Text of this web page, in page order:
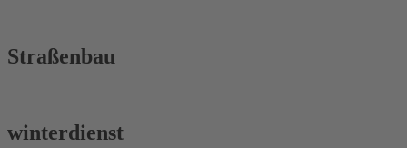
Straßenbau
winterdienst